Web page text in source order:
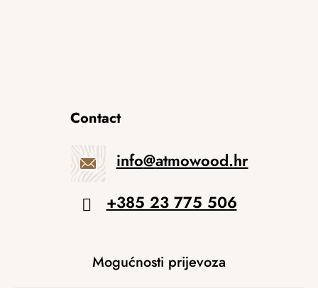
Contact
info@atmowood.hr
+385 23 775 506
Mogućnosti prijevoza